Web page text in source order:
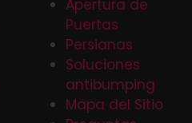
Apertura de
Puertas
Persianas
Soluciones
antibumping
Mapa del Sitio